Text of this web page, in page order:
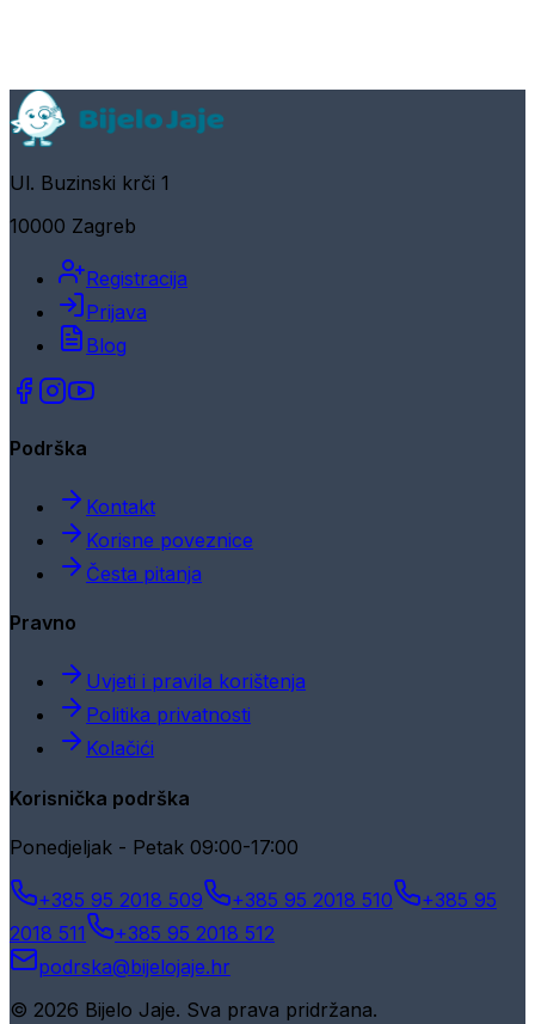
Ul. Buzinski krči 1
10000 Zagreb
Registracija
Prijava
Blog
Podrška
Kontakt
Korisne poveznice
Česta pitanja
Pravno
Uvjeti i pravila korištenja
Politika privatnosti
Kolačići
Korisnička podrška
Ponedjeljak - Petak 09:00-17:00
+385 95 2018 509 +385 95 2018 510
+385 95
2018 511
+385 95 2018 512
podrska@bijelojaje.hr
© 2026 Bijelo Jaje. Sva prava pridržana.